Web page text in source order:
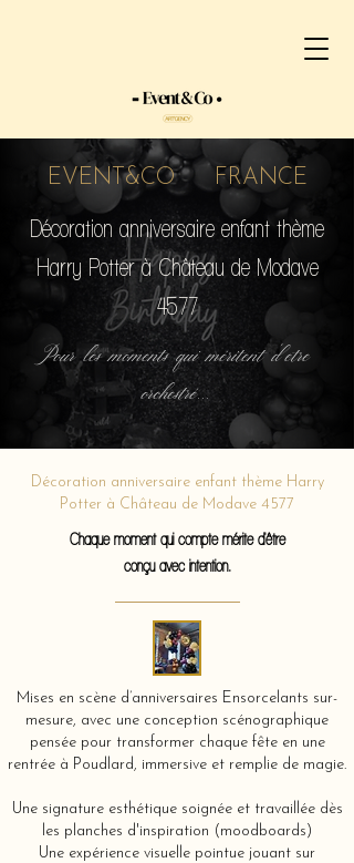
EVENT&CO FRANCE
Décoration anniversaire enfant thème
Harry Potter à Château de Modave
4577
Pour les moments qui méritent d'etre
orchestré...
Décoration anniversaire enfant thème Harry
Potter à Château de Modave 4577
Chaque moment qui compte mérite d'être
conçu avec intention.
Mises en scène d’anniversaires Ensorcelants sur-
mesure, avec une conception scénographique
pensée pour transformer chaque fête en une
rentrée à Poudlard, immersive et remplie de magie.
Une signature esthétique soignée et travaillée dès
les planches d'inspiration (moodboards)
Une expérience visuelle pointue jouant sur